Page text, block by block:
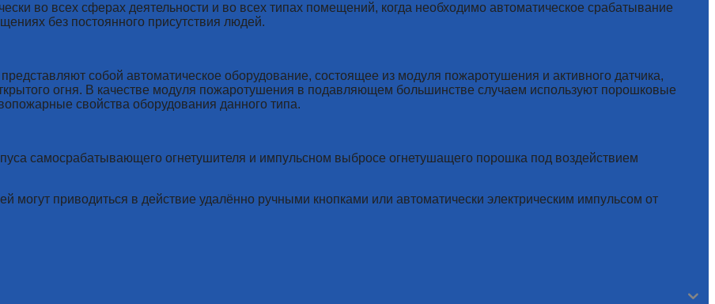
во всех сферах деятельности и во всех типах помещений, когда необходимо автоматическое срабатывание
без постоянного присутствия людей.
собой автоматическое оборудование, состоящее из модуля пожаротушения и активного датчика,
огня. В качестве модуля пожаротушения в подавляющем большинстве случаем используют порошковые
свойства оборудования данного типа.
самосрабатывающего огнетушителя и импульсном выбросе огнетушащего порошка под воздействием
приводиться в действие удалённо ручными кнопками или автоматически электрическим импульсом от